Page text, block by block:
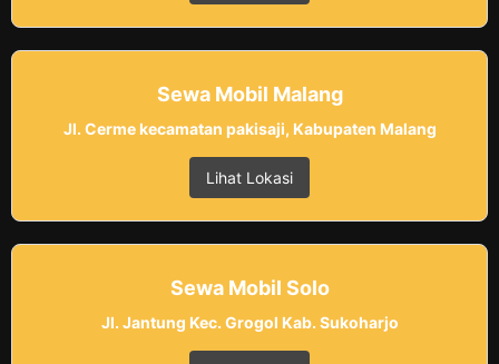
Sewa Mobil Malang
Jl. Cerme kecamatan pakisaji, Kabupaten Malang
Lihat Lokasi
Sewa Mobil Solo
Jl. Jantung Kec. Grogol Kab. Sukoharjo